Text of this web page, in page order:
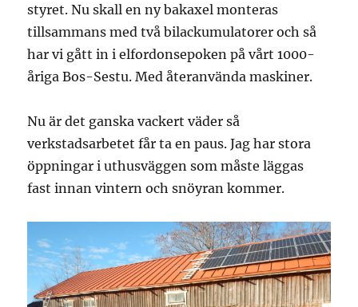
styret. Nu skall en ny bakaxel monteras
tillsammans med två bilackumulatorer och så
har vi gått in i elfordonsepoken på vårt 1000-
åriga Bos-Sestu. Med återanvända maskiner.
Nu är det ganska vackert väder så
verkstadsarbetet får ta en paus. Jag har stora
öppningar i uthusväggen som måste läggas
fast innan vintern och snöyran kommer.